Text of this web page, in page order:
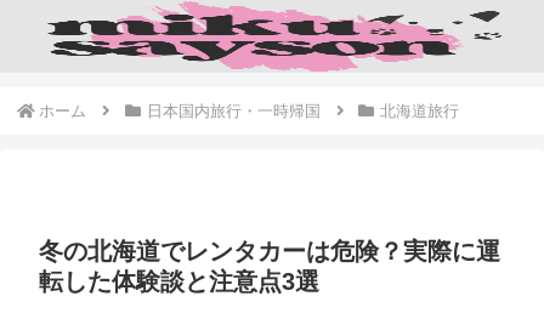
ホーム 日本国内旅行・一時帰国 北海道旅行
冬の北海道でレンタカーは危険？実際に運
転した体験談と注意点3選